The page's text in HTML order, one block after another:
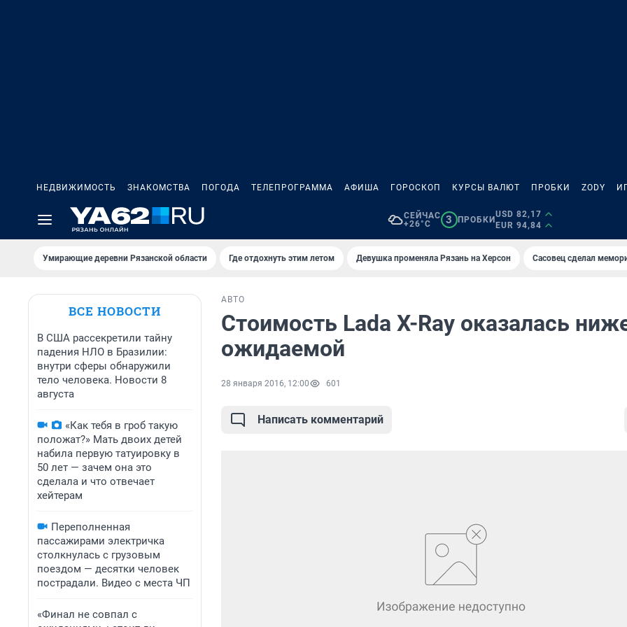
НЕДВИЖИМОСТЬ ЗНАКОМСТВА ПОГОДА ТЕЛЕПРОГРАММА АФИША ГОРОСКОП КУРСЫ ВАЛЮТ ПРОБКИ ZODY
СЕЙЧАС
+26°C
3 ПРОБКИ
USD 82,17
EUR 94,84
Умирающие деревни Рязанской области Где отдохнуть этим летом Девушка променяла Рязань на Херсон Сасовец сделал
ВСЕ НОВОСТИ
В США рассекретили тайну
падения НЛО в Бразилии:
внутри сферы обнаружили
тело человека. Новости 8
августа
«Как тебя в гроб такую
положат?» Мать двоих детей
набила первую татуировку в
50 лет — зачем она это
сделала и что отвечает
хейтерам
Переполненная
пассажирами электричка
столкнулась с грузовым
поездом — десятки человек
пострадали. Видео с места ЧП
«Финал не совпал с
АВТО
Стоимость Lada X-Ray оказалась
ожидаемой
28 января 2016, 12:00 601
Написать комментарий